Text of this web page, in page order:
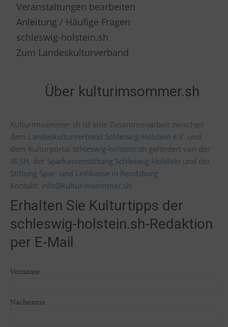
Veranstaltungen bearbeiten
Anleitung / Häufige Fragen
schleswig-holstein.sh
Zum Landeskulturverband
Über kulturimsommer.sh
Kulturimsommer.sh ist eine Zusammenarbeit zwischen
dem Landeskulturverband Schleswig-Holstein e.V. und
dem Kulturportal schleswig-holstein.sh gefördert von der
IB.SH, der Sparkassenstiftung Schleswig-Holstein und der
Stiftung Spar- und Leihkasse in Rendsburg
Kontakt: info@kulturimsommer.sh
Erhalten Sie Kulturtipps der
schleswig-holstein.sh-Redaktion
per E-Mail
Vorname
Nachname